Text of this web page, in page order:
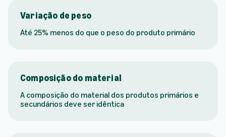
Variação de peso
Até 25% menos do que o peso do produto primário
Composição do material
A composição do material dos produtos primários e
secundários deve ser idêntica